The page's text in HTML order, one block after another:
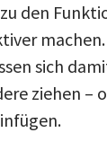
den
sich
ziehen –